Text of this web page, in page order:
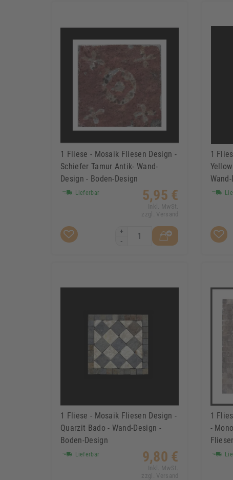
1 Fliese - Mosaik Fliesen Design -
Schiefer Tamur Antik- Wand-
Design - Boden-Design
Lieferbar 5,95 €
Inkl. MwSt.
zzgl. Versand
+
-
1
1 Fliese - Mosaik Fliesen Design -
Quarzit Bado - Wand-Design -
Boden-Design
Lieferbar 9,80 €
Inkl. MwSt.
zzgl. Versand
1
-